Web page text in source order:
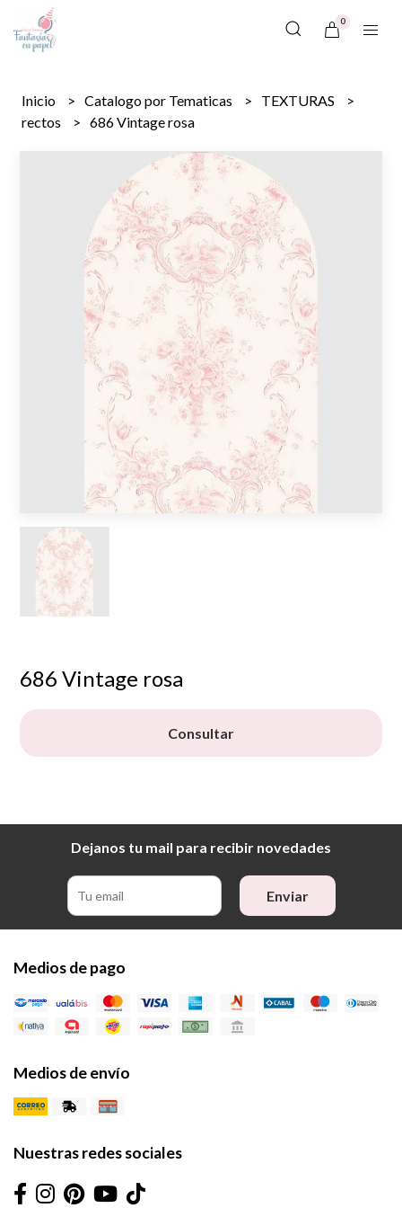
0
Inicio Catalogo por Tematicas
TEXTURAS
rectos
686 Vintage rosa
686 Vintage rosa
Consultar
Dejanos tu mail para recibir novedades
Enviar
Medios de pago
Medios de envío
Nuestras redes sociales